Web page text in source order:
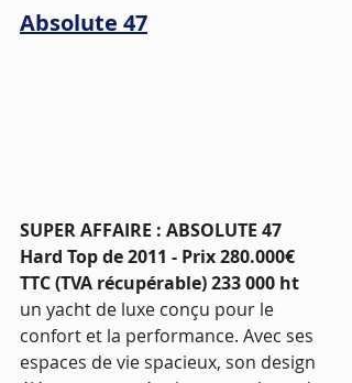
Absolute 47
SUPER AFFAIRE : ABSOLUTE 47
Hard Top de 2011 - Prix 280.000€
TTC (TVA récupérable) 233 000 ht
un yacht de luxe conçu pour le
confort et la performance. Avec ses
espaces de vie spacieux, son design